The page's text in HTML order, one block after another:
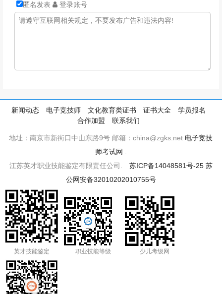
匿名发表 登录账号
新闻动态 电子竞技师 文化教育类证书 证书大全
学员报名
合作加盟
联系我们
地址：南京市新街口中山东路9号 邮箱：china@zgks.net 电子竞技
师考试网
江苏英才职业技能鉴定有限责任公司. 苏ICP备14048581号-25 苏
公网安备32010202010755号
英才技能鉴定 职业技能等级 少儿考级网